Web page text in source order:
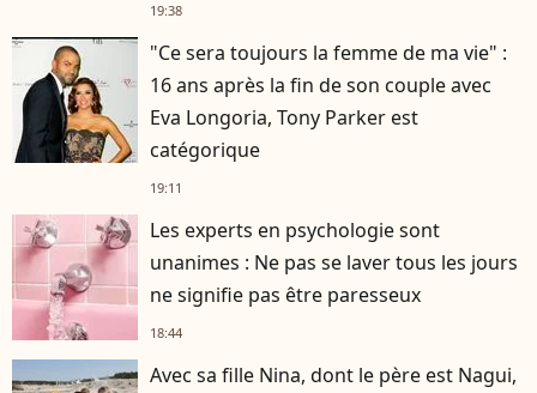
19:38
"Ce sera toujours la femme de ma vie" :
16 ans après la fin de son couple avec
Eva Longoria, Tony Parker est
catégorique
19:11
Les experts en psychologie sont
unanimes : Ne pas se laver tous les jours
ne signifie pas être paresseux
18:44
Avec sa fille Nina, dont le père est Nagui,